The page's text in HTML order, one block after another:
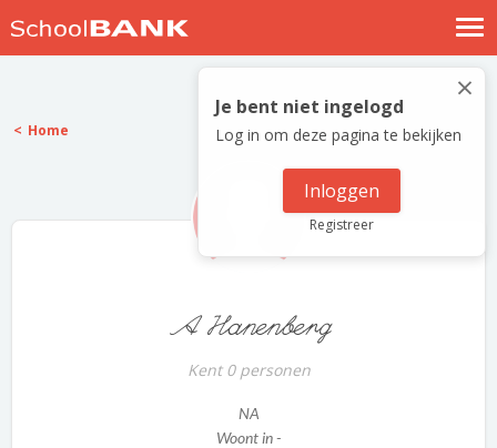
Nostalgische verhalen
Log in
Meld je gratis aan
×
Je bent niet ingelogd
Log in om deze pagina te bekijken
Inloggen
Registreer
Home
A Hanenberg
Kent 0 personen
NA
Woont in -